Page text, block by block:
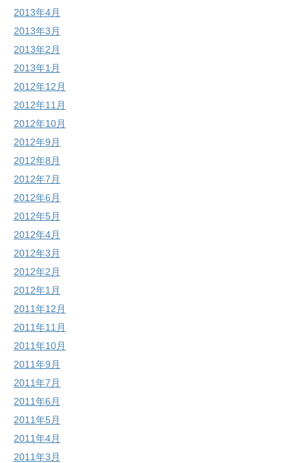
2013年4月
2013年3月
2013年2月
2013年1月
2012年12月
2012年11月
2012年10月
2012年9月
2012年8月
2012年7月
2012年6月
2012年5月
2012年4月
2012年3月
2012年2月
2012年1月
2011年12月
2011年11月
2011年10月
2011年9月
2011年7月
2011年6月
2011年5月
2011年4月
2011年3月